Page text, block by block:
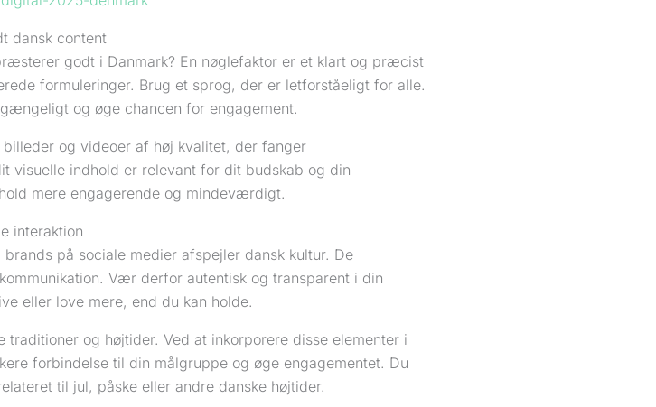
dansk content
godt i Danmark? En nøglefaktor er et klart og præcist
formuleringer. Brug et sprog, der er letforståeligt for alle.
og øge chancen for engagement.
og videoer af høj kvalitet, der fanger
visuelle indhold er relevant for dit budskab og din
mere engagerende og mindeværdigt.
interaktion
på sociale medier afspejler dansk kultur. De
Vær derfor autentisk og transparent i din
eller love mere, end du kan holde.
og højtider. Ved at inkorporere disse elementer i
forbindelse til din målgruppe og øge engagementet. Du
til jul, påske eller andre danske højtider.